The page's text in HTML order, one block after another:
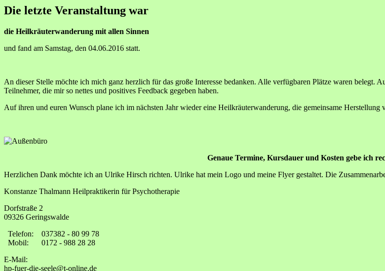
Die letzte Veranstaltung war
die Heilkräuterwanderung mit allen Sinnen
und fand am Samstag, den 04.06.2016 statt.
An dieser Stelle möchte ich mich ganz herzlich für das große Interesse bedanken. Alle verfügbaren Plätze waren belegt.
Teilnehmer, die mir so nettes und positives Feedback gegeben haben.
Auf ihren und euren Wunsch plane ich im nächsten Jahr wieder eine Heilkräuterwanderung, die gemeinsame
Genaue Termine, Kursdauer und Kosten gebe ich
Herzlichen Dank möchte ich an Ulrike Hirsch richten. Ulrike hat mein Logo und meine Flyer gestaltet. Die
Konstanze Thalmann Heilpraktikerin für Psychotherapie
Dorfstraße 2
09326 Geringswalde
Telefon:
037382 - 80 99 78
Mobil:
0172 - 988 28 28
E-Mail:
hp-fuer-die-seele@t-online.de